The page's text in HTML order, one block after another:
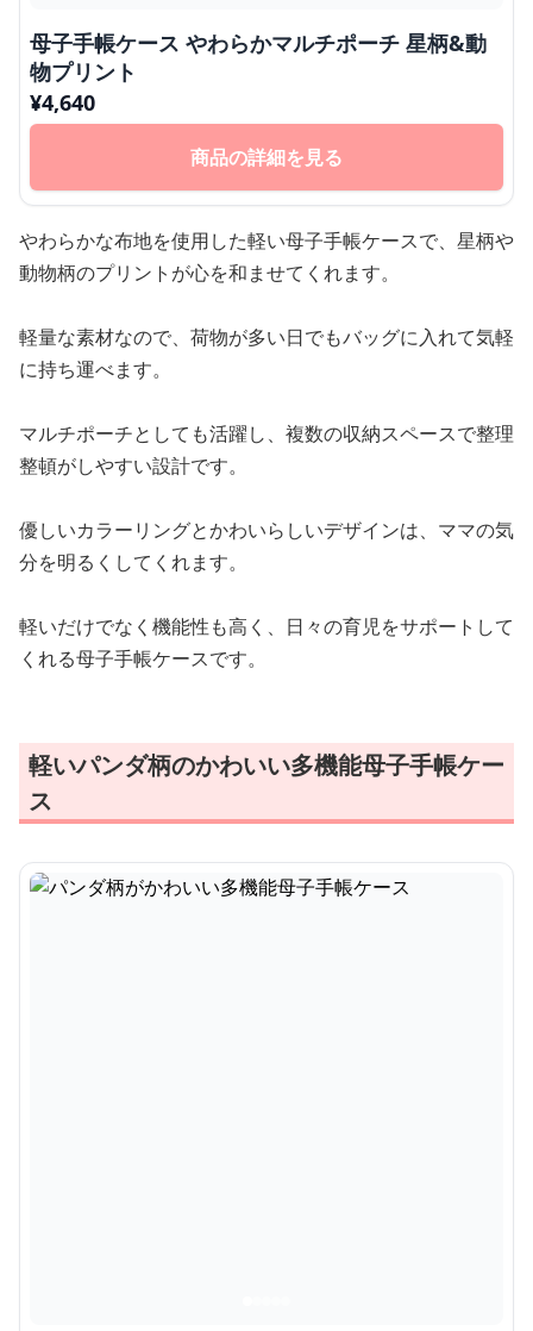
母子手帳ケース やわらかマルチポーチ 星柄&動
物プリント
¥4,640
商品の詳細を見る
やわらかな布地を使用した軽い母子手帳ケースで、星柄や
動物柄のプリントが心を和ませてくれます。
軽量な素材なので、荷物が多い日でもバッグに入れて気軽
に持ち運べます。
マルチポーチとしても活躍し、複数の収納スペースで整理
整頓がしやすい設計です。
優しいカラーリングとかわいらしいデザインは、ママの気
分を明るくしてくれます。
軽いだけでなく機能性も高く、日々の育児をサポートして
くれる母子手帳ケースです。
軽いパンダ柄のかわいい多機能母子手帳ケー
ス